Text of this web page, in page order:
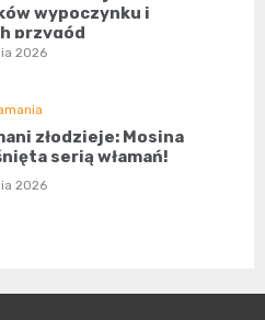
wypoczynku i
przygód
2026
złodzieje: Mosina
serią włamań!
2026